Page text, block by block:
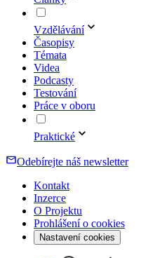
Vzdělávání
Časopisy
Témata
Videa
Podcasty
Testování
Práce v oboru
Praktické
Odebírejte náš newsletter
Kontakt
Inzerce
O Projektu
Prohlášení o cookies
Nastavení cookies